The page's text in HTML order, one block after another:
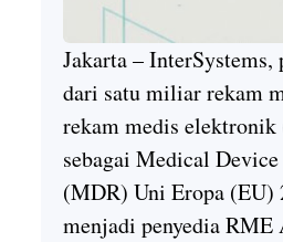
Jakarta –
dari satu miliar rekam
rekam medis
sebagai Medical
(MDR) Uni Eropa (EU)
menjadi penyedia